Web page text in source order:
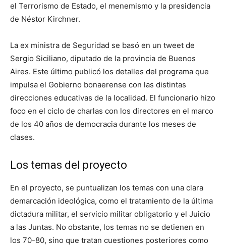
el Terrorismo de Estado, el menemismo y la presidencia
de Néstor Kirchner.
La ex ministra de Seguridad se basó en un tweet de
Sergio Siciliano, diputado de la provincia de Buenos
Aires. Este último publicó los detalles del programa que
impulsa el Gobierno bonaerense con las distintas
direcciones educativas de la localidad. El funcionario hizo
foco en el ciclo de charlas con los directores en el marco
de los 40 años de democracia durante los meses de
clases.
Los temas del proyecto
En el proyecto, se puntualizan los temas con una clara
demarcación ideológica, como el tratamiento de la última
dictadura militar, el servicio militar obligatorio y el Juicio
a las Juntas. No obstante, los temas no se detienen en
los 70-80, sino que tratan cuestiones posteriores como